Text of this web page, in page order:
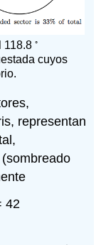
118.8◦
cuyos
representan
42